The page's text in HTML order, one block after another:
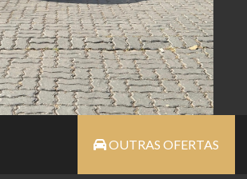
OUTRAS OFERTAS